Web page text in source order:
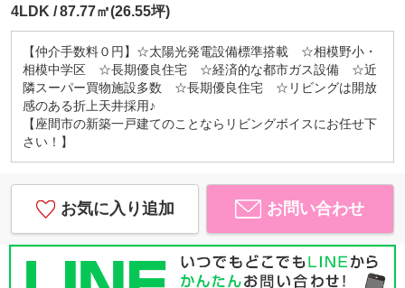
4LDK 87.77㎡(26.55坪)
【仲介手数料０円】☆太陽光発電設備標準搭載 ☆相模野小・
相模中学区 ☆長期優良住宅 ☆経済的な都市ガス設備 ☆近
隣スーパー買物施設多数 ☆長期優良住宅 ☆リビングは開放
感のある折上天井採用♪
【座間市の新築一戸建てのことならリビングボイスにお任せ下
さい！】
お気に入り追加 お問い合わせ